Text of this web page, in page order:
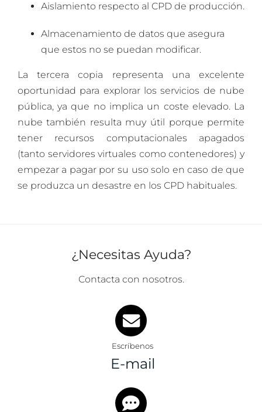
Aislamiento respecto al CPD de producción.
Almacenamiento de datos que asegura
que estos no se puedan modificar.
La tercera copia representa una excelente
oportunidad para explorar los servicios de nube
pública, ya que no implica un coste elevado. La
nube también resulta muy útil porque permite
tener recursos computacionales apagados
(tanto servidores virtuales como contenedores) y
empezar a pagar por su uso solo en caso de que
se produzca un desastre en los CPD habituales.
¿Necesitas Ayuda?
Contacta con nosotros.
Escríbenos
E-mail